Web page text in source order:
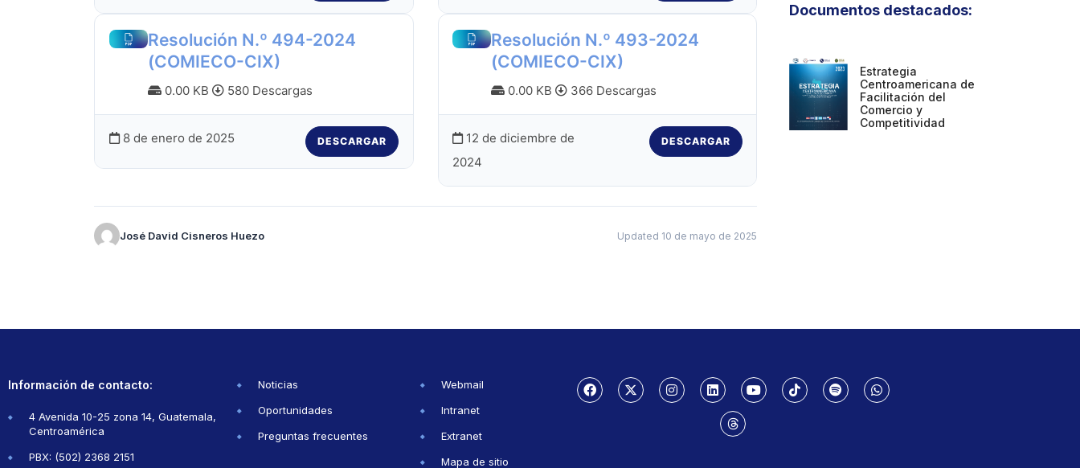
Resolución N.º 494-2024
(COMIECO-CIX)
0.00 KB 580 Descargas
8 de enero de 2025 DESCARGAR
Resolución N.º 493-2024
(COMIECO-CIX)
0.00 KB 366 Descargas
12 de diciembre de
2024
DESCARGAR
José David Cisneros Huezo Updated 10 de mayo de 2025
Documentos destacados:
Estrategia
Centroamericana de
Facilitación del
Comercio y
Competitividad
Información de contacto:
4 Avenida 10-25 zona 14, Guatemala,
Centroamérica
PBX: (502) 2368 2151
Noticias
Oportunidades
Preguntas frecuentes
Webmail
Intranet
Extranet
Mapa de sitio